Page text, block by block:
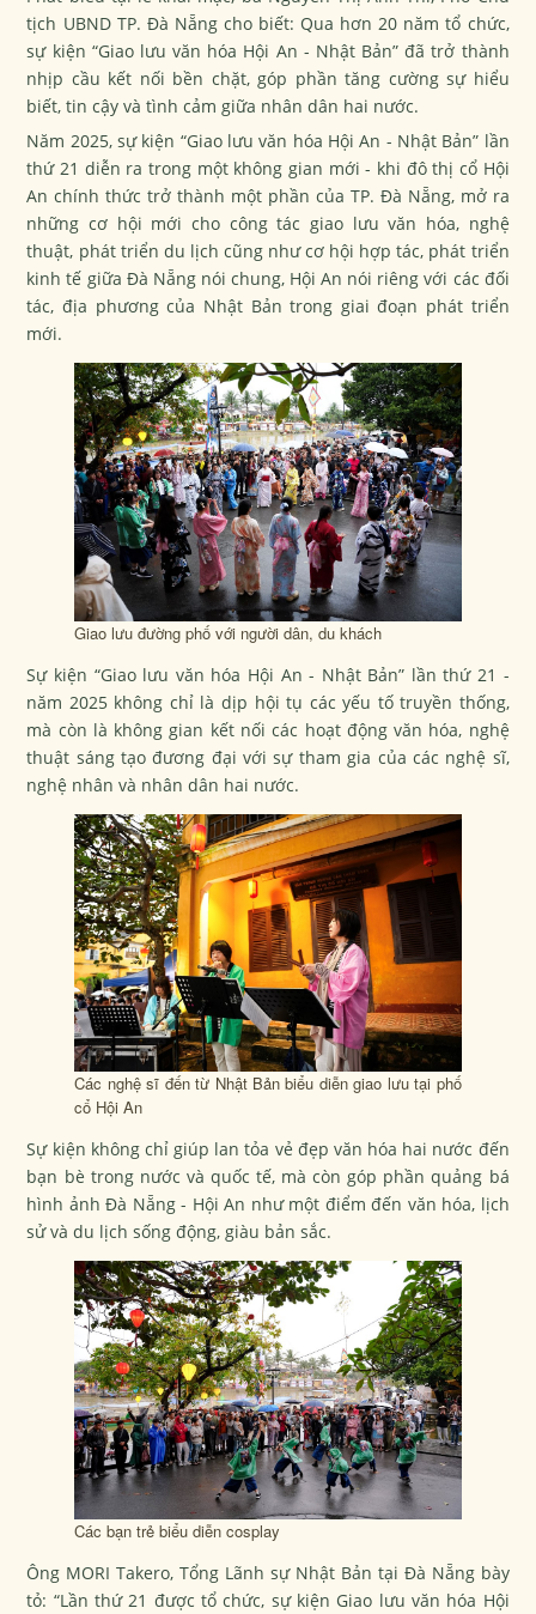
tịch UBND TP. Đà Nẵng cho biết: Qua hơn 20 năm tổ chức,
sự kiện “Giao lưu văn hóa Hội An - Nhật Bản” đã trở thành
nhịp cầu kết nối bền chặt, góp phần tăng cường sự hiểu
biết, tin cậy và tình cảm giữa nhân dân hai nước.
Năm 2025, sự kiện “Giao lưu văn hóa Hội An - Nhật Bản” lần
thứ 21 diễn ra trong một không gian mới - khi đô thị cổ Hội
An chính thức trở thành một phần của TP. Đà Nẵng, mở ra
những cơ hội mới cho công tác giao lưu văn hóa, nghệ
thuật, phát triển du lịch cũng như cơ hội hợp tác, phát triển
kinh tế giữa Đà Nẵng nói chung, Hội An nói riêng với các đối
tác, địa phương của Nhật Bản trong giai đoạn phát triển
mới.
Giao lưu đường phố với người dân, du khách
Sự kiện “Giao lưu văn hóa Hội An - Nhật Bản” lần thứ 21 -
năm 2025 không chỉ là dịp hội tụ các yếu tố truyền thống,
mà còn là không gian kết nối các hoạt động văn hóa, nghệ
thuật sáng tạo đương đại với sự tham gia của các nghệ sĩ,
nghệ nhân và nhân dân hai nước.
Các nghệ sĩ đến từ Nhật Bản biểu diễn giao lưu tại phố
cổ Hội An
Sự kiện không chỉ giúp lan tỏa vẻ đẹp văn hóa hai nước đến
bạn bè trong nước và quốc tế, mà còn góp phần quảng bá
hình ảnh Đà Nẵng - Hội An như một điểm đến văn hóa, lịch
sử và du lịch sống động, giàu bản sắc.
Các bạn trẻ biểu diễn cosplay
Ông MORI Takero, Tổng Lãnh sự Nhật Bản tại Đà Nẵng bày
tỏ: “Lần thứ 21 được tổ chức, sự kiện Giao lưu văn hóa Hội